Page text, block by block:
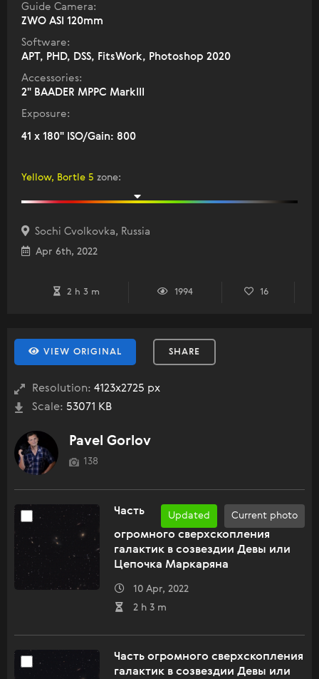
Guide Camera:
ZWO ASI 120mm
Software:
APT, PHD, DSS, FitsWork, Photoshop 2020
Accessories:
2" BAADER MPPC MarkIII
Exposure:
41 x 180" ISO/Gain: 800
Yellow, Bortle 5 zone:
Sochi Cvolkovka, Russia
Apr 6th, 2022
2 h 3 m 1994 16
VIEW ORIGINAL SHARE
Resolution: 4123x2725 px
Scale: 53071 KB
Pavel Gorlov
138
Current photo
Updated
Часть
огромного сверхскопления
галактик в созвездии Девы или
Цепочка Маркаряна
10 Apr, 2022
2 h 3 m
Часть огромного сверхскопления
галактик в созвездии Девы или